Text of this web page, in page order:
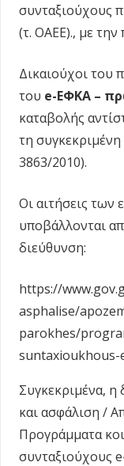
συνταξιούχους
(τ. ΟΑΕΕ)., με την
Δικαιούχοι του
του e-ΕΦΚΑ –
καταβολής
τη
3863/2010).
Οι αιτήσεις των
υποβάλλονται
διεύθυνση:
https://
asphalise/
parokhes/
Συγκεκριμένα, η
και ασφάλιση /
Προγράμματα
συνταξιούχους